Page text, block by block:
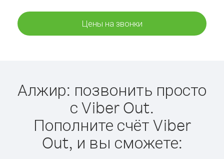
Цены на звонки
Алжир: позвонить просто
с Viber Out.
Пополните счёт Viber
Out, и вы сможете: